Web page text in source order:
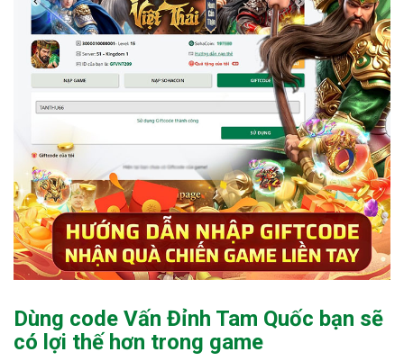
Dùng code Vấn Đỉnh Tam Quốc bạn sẽ
có lợi thế hơn trong game